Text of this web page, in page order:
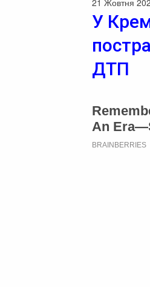
21 Жовтня
У
ДТП